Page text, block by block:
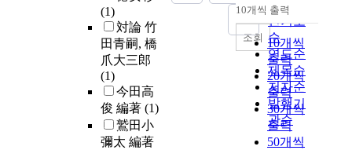
(1)
対論 竹
田青嗣, 橋
爪大三郎
(1)
今田高
俊 編著 (1)
鷲田小
彌太 編著
순
인기도
순
연도순
제목순
저자순
발행기
관순
내림차순
10개씩 출력
10개씩
출력
20개씩
출력
30개씩
출력
50개씩
조회